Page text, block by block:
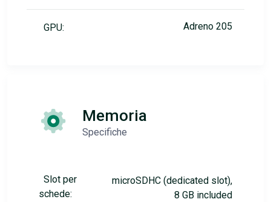
GPU: Adreno 205
Memoria
Specifiche
Slot per
schede:
microSDHC (dedicated slot),
8 GB included